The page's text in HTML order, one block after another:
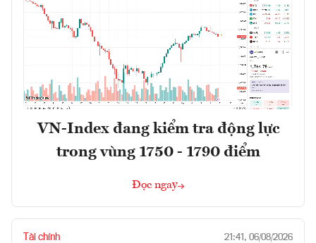
VN-Index đang kiểm tra động lực
trong vùng 1750 - 1790 điểm
Đọc ngay
Tài chính 21:41, 06/08/2026